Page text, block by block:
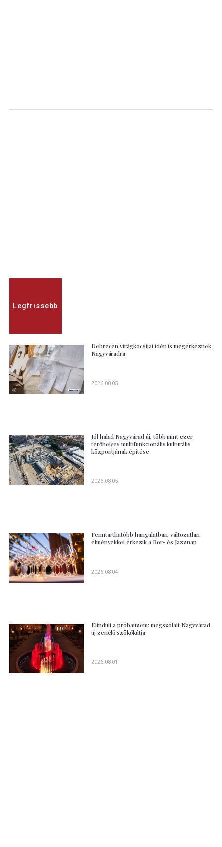
Legfrissebb
Debrecen virágkocsijai idén is megérkeznek
Nagyváradra
2026.08.05
Jól halad Nagyvárad új, több mint ezer
férőhelyes multifunkcionális kulturális
központjának építése
2026.08.05
Fenntarthatóbb hangulatban, változatlan
élményekkel érkezik a Bor- és Jazznap
2026.08.04
Elindult a próbaüzem: megszólalt Nagyvárad
új zenélő szökőkútja
2026.08.01